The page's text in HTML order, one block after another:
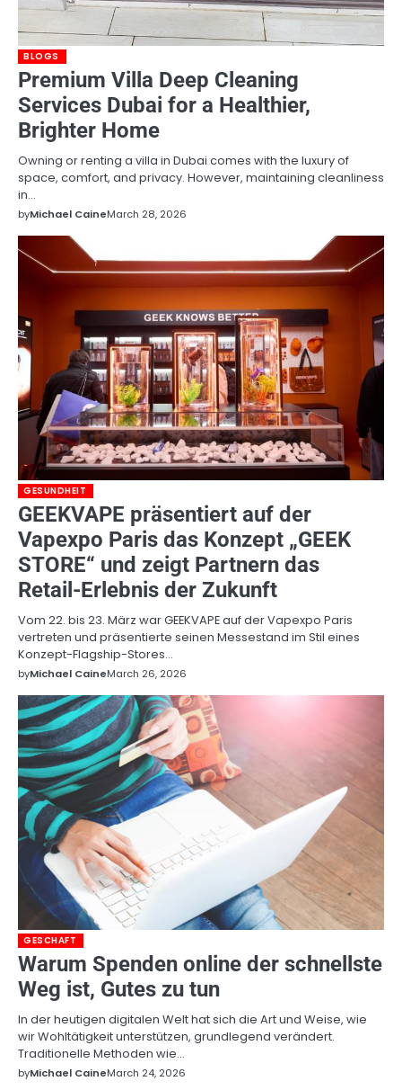
BLOGS
Premium Villa Deep Cleaning
Services Dubai for a Healthier,
Brighter Home
Owning or renting a villa in Dubai comes with the luxury of
space, comfort, and privacy. However, maintaining cleanliness
in…
byMichael CaineMarch 28, 2026
GESUNDHEIT
GEEKVAPE präsentiert auf der
Vapexpo Paris das Konzept „GEEK
STORE“ und zeigt Partnern das
Retail-Erlebnis der Zukunft
Vom 22. bis 23. März war GEEKVAPE auf der Vapexpo Paris
vertreten und präsentierte seinen Messestand im Stil eines
Konzept-Flagship-Stores…
byMichael CaineMarch 26, 2026
GESCHAFT
Warum Spenden online der schnellste
Weg ist, Gutes zu tun
In der heutigen digitalen Welt hat sich die Art und Weise, wie
wir Wohltätigkeit unterstützen, grundlegend verändert.
Traditionelle Methoden wie…
byMichael CaineMarch 24, 2026